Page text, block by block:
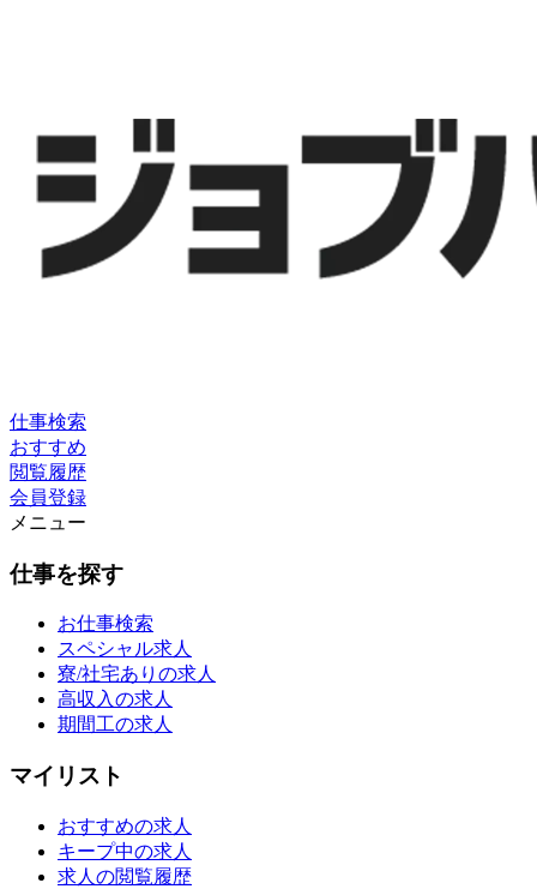
仕事検索
おすすめ
閲覧履歴
会員登録
メニュー
仕事を探す
お仕事検索
スペシャル求人
寮/社宅ありの求人
高収入の求人
期間工の求人
マイリスト
おすすめの求人
キープ中の求人
求人の閲覧履歴